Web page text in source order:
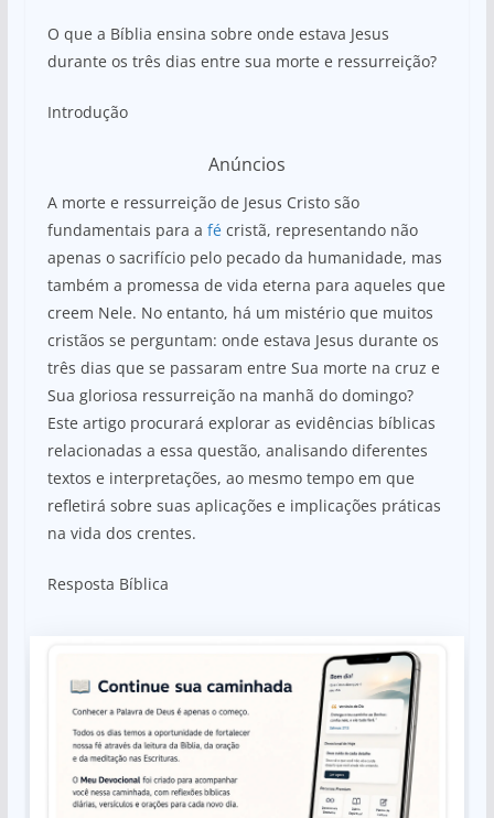
O que a Bíblia ensina sobre onde estava Jesus
durante os três dias entre sua morte e ressurreição?
Introdução
Anúncios
A morte e ressurreição de Jesus Cristo são
fundamentais para a fécristã, representando não
apenas o sacrifício pelo pecado da humanidade, mas
também a promessa de vida eterna para aqueles que
creem Nele. No entanto, há um mistério que muitos
cristãos se perguntam: onde estava Jesus durante os
três dias que se passaram entre Sua morte na cruz e
Sua gloriosa ressurreição na manhã do domingo?
Este artigo procurará explorar as evidências bíblicas
relacionadas a essa questão, analisando diferentes
textos e interpretações, ao mesmo tempo em que
refletirá sobre suas aplicações e implicações práticas
na vida dos crentes.
Resposta Bíblica